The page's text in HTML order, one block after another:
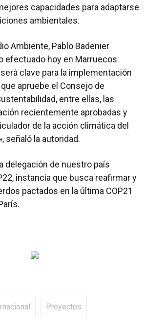
capacidades para adaptarse
ambientales.
Ambiente, Pablo Badenier
efectuado hoy en Marruecos:
clave para la implementación
apruebe el Consejo de
entre ellas, las
recientemente aprobadas y
de la acción climática del
señaló la autoridad.
delegación de nuestro país
instancia que busca reafirmar y
pactados en la última COP21
Proyectos